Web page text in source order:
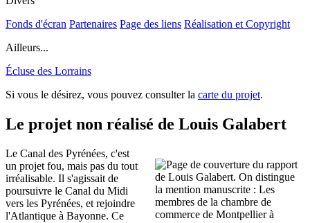
Fonds d'écran Partenaires Page des liens Réalisation et Copyright
Ailleurs...
Écluse des Lorrains
Si vous le désirez, vous pouvez consulter la carte du projet.
Le projet non réalisé de Louis Galabert
Le Canal des Pyrénées, c'est
un projet fou, mais pas du tout
irréalisable. Il s'agissait de
poursuivre le Canal du Midi
vers les Pyrénées, et rejoindre
l'Atlantique à Bayonne. Ce